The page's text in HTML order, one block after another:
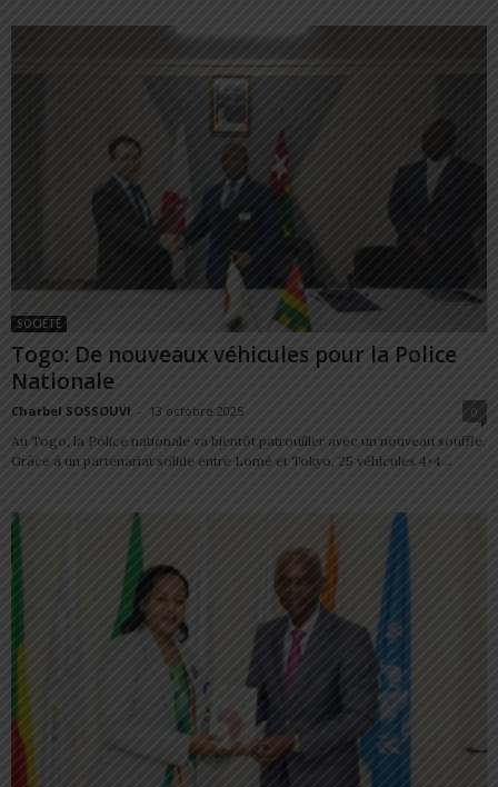
SOCIÉTÉ
Togo: De nouveaux véhicules pour la Police
Nationale
Charbel SOSSOUVI - 13 octobre 2025
0
Au Togo, la Police nationale va bientôt patrouiller avec un nouveau souffle.
Grâce à un partenariat solide entre Lomé et Tokyo, 25 véhicules 4×4...